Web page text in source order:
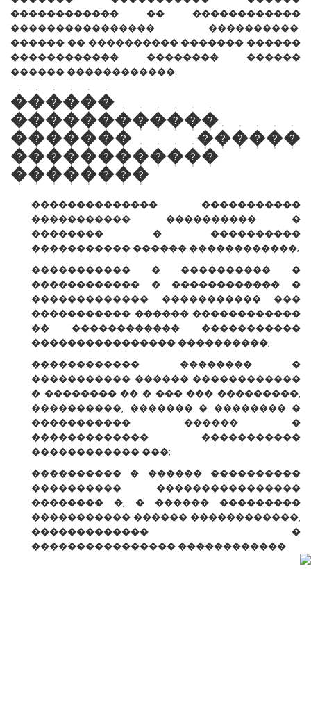
������������ �� ������������
���������������� ����������.
������ �� ���������� ������� ������
������������ �������� ������
������ ������������.
������
������������
������� ������
������������
��������
�������������� �����������
����������� ���������� �
�������� � ����������
����������� ������ ������������;
����������� � ���������� �
������������ � ������������ �
������������� ����������� ���
����������� ������ ������������
�� ������������ �����������
���������������� ����������;
������������ �������� �
����������� ������ ������������
� �������� �� � ��� ��� ���������,
����������, ������� � �������� �
����������� ������ �
������������� �����������
������������ ���;
���������� � ������ ����������
���������� ����������������
�������� �, � ������ ���������
����������� ������ ������������,
������������� �
���������������� ������������.